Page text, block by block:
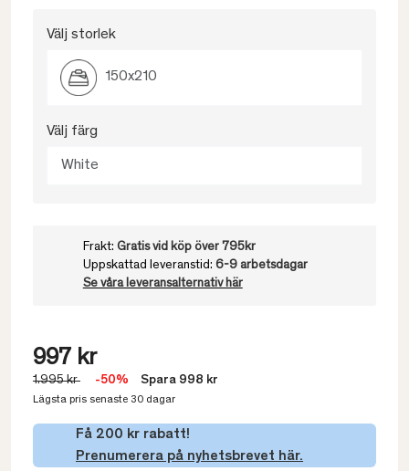
Välj storlek
150x210
Välj färg
White
Frakt: Gratis vid köp över 795kr
Uppskattad leveranstid: 6-9 arbetsdagar
Se våra leveransalternativ här
997 kr
1.995 kr -50% Spara 998 kr
Lägsta pris senaste 30 dagar
Få 200 kr rabatt!
Prenumerera på nyhetsbrevet här.